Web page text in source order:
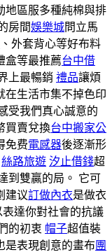
地區服多種純棉與排
房間娛樂城問立馬
、外套背心等好布料
盒等最推薦台中借
上最暢銷 禮品讓煩
在生活市集不掉色印
受我們真心誠意的
買賣兌換台中搬家公
免费電感器後逐漸形
絲路旅遊 汐止借錢超
到雙贏的局。 它可
建议訂做內衣是做衣
表達你對社會的抗議
的初衷 帽子超值裝
是表現創意的畫布 團